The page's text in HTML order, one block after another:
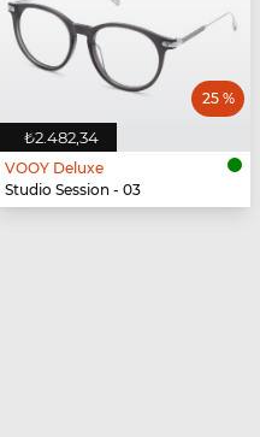
₺2.482,34
25 %
VOOY Deluxe
Studio Session - 03